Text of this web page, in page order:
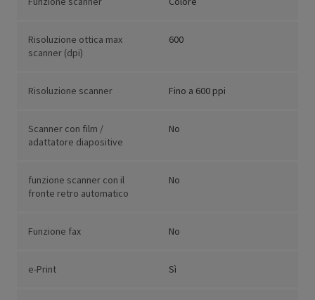
Risoluzione ottica max
scanner (dpi)
600
Risoluzione scanner Fino a 600 ppi
Scanner con film /
adattatore diapositive
No
funzione scanner con il
fronte retro automatico
No
Funzione fax No
e-Print Sì